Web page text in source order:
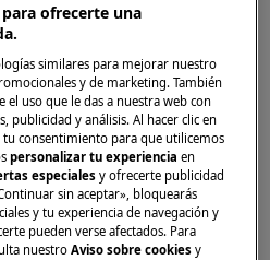
DE DESCARGA
de reparación o
el aparato y
de la toma de corriente.
ofrecerte una
similares para mejorar nuestro
y de marketing. También
uso que le das a nuestra web con
publicidad y análisis. Al hacer clic en
tu consentimiento para que utilicemos
personalizar tu experienciaen
especialesy ofrecerte publicidad
sin aceptar», bloquearás
y tu experiencia de navegación y
pueden verse afectados. Para
nuestroAviso sobre cookies y